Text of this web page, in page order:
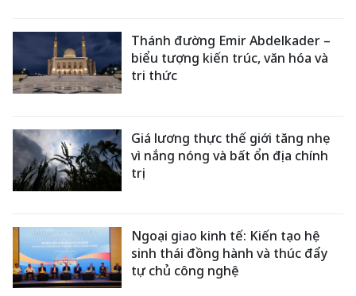
Thánh đường Emir Abdelkader –
biểu tượng kiến trúc, văn hóa và
tri thức
Giá lương thực thế giới tăng nhẹ
vì nắng nóng và bất ổn địa chính
trị
Ngoại giao kinh tế: Kiến tạo hệ
sinh thái đồng hành và thúc đẩy
tự chủ công nghệ